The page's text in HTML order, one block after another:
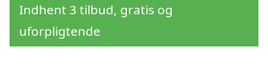
Indhent 3 tilbud, gratis og
uforpligtende